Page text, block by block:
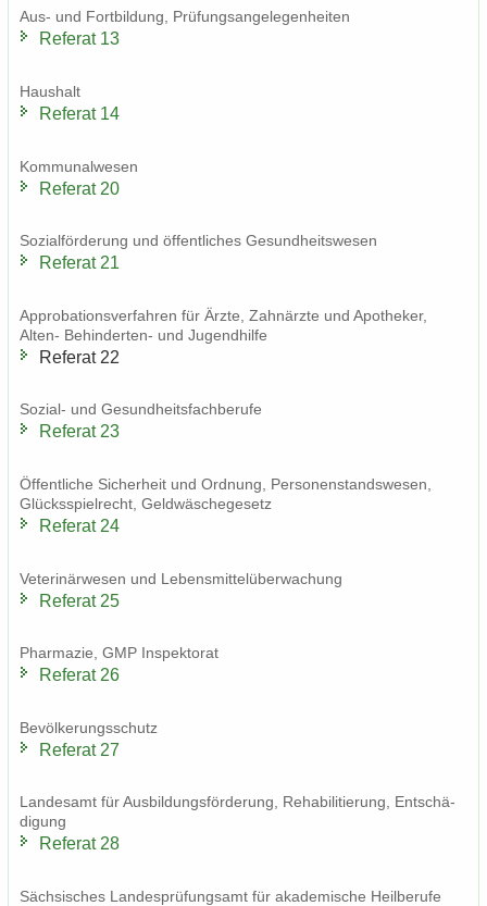
Aus- und Fort­bil­dung, Prü­fungs­an­ge­le­gen­hei­ten
Re­fe­rat 13
Haus­halt
Re­fe­rat 14
Kom­mu­nal­we­sen
Re­fe­rat 20
So­zi­al­för­de­rung und öf­fent­li­ches Ge­sund­heits­we­sen
Re­fe­rat 21
Ap­pro­ba­ti­ons­ver­fah­ren für Ärzte, Zahn­ärz­te und Apo­the­ker,
Alten-​ Behinderten-​ und Ju­gend­hil­fe
Re­fe­rat 22
Sozial-​ und Ge­sund­heits­fach­be­ru­fe
Re­fe­rat 23
Öf­fent­li­che Si­cher­heit und Ord­nung, Per­so­nen­stands­we­sen,
Glücks­spiel­recht, Geld­wä­sche­ge­setz
Re­fe­rat 24
Ve­te­ri­när­we­sen und Le­bens­mit­tel­über­wa­chung
Re­fe­rat 25
Phar­ma­zie, GMP In­spek­to­rat
Re­fe­rat 26
Be­völ­ke­rungs­schutz
Re­fe­rat 27
Lan­des­amt für Aus­bil­dungs­för­de­rung, Re­ha­bi­li­tie­rung, Ent­schä­
di­gung
Re­fe­rat 28
Säch­si­sches Lan­des­prü­fungs­amt für aka­de­mi­sche Heil­be­ru­fe